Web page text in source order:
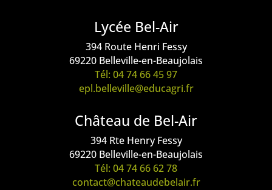
Lycée Bel-Air
394 Route Henri Fessy
69220 Belleville-en-Beaujolais
Tél: 04 74 66 45 97
epl.belleville@educagri.fr
Château de Bel-Air
394 Rte Henry Fessy
69220 Belleville-en-Beaujolais
Tél: 04 74 66 62 78
contact@chateaudebelair.fr